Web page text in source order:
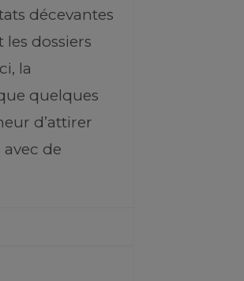
décevantes
dossiers
la
quelques
d’attirer
de